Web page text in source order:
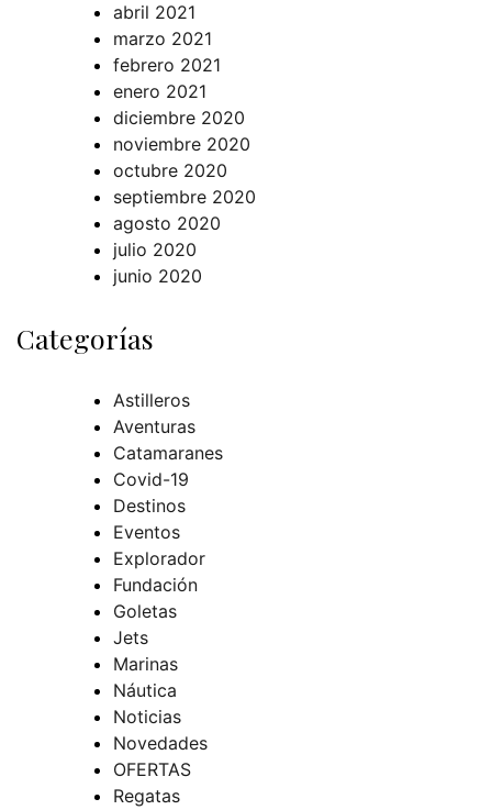
abril 2021
marzo 2021
febrero 2021
enero 2021
diciembre 2020
noviembre 2020
octubre 2020
septiembre 2020
agosto 2020
julio 2020
junio 2020
Categorías
Astilleros
Aventuras
Catamaranes
Covid-19
Destinos
Eventos
Explorador
Fundación
Goletas
Jets
Marinas
Náutica
Noticias
Novedades
OFERTAS
Regatas